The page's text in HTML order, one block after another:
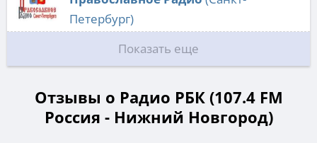
Петербург)
Показать еще
Отзывы о Радио РБК (107.4 FM
Россия - Нижний Новгород)